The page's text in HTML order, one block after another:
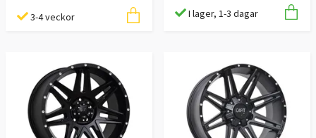
3-4 veckor I lager, 1-3 dagar